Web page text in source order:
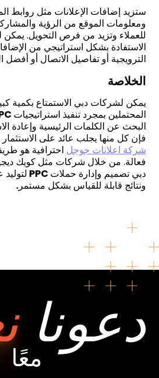
ستزيد إضافات الإعلانات مثل روابط
ومعلومات الموقع من الرؤية
للعملاء وتزيد من فرص التحويل.
الاستفادة بشكل استراتيجي من
الترويجية أو تفاصيل الاتصال أو أفضل
الخلاصة
يمكن لشركات دبي الاستمتاع بكمية
المحتملين بمجرد تنفيذ استراتيجيات
البحث عن الكلمات الرئيسية وإعادة
فإن كل منها يجلب عائد على الاستثمار
شركة اعلانات جوجل احترافية هو
فعالة. من خلال شركات مثل كويك
دبي تصميم وإدارة حملات PPC
ونتائج قابلة للقياس بشكل مستمر.
دعونا
معًا